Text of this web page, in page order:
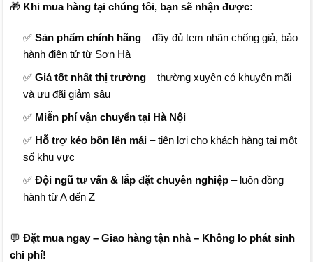
🎁 Khi mua hàng tại chúng tôi, bạn sẽ nhận được:
✅Sản phẩm chính hãng – đầy đủ tem nhãn chống giả, bảo
hành điện tử từ Sơn Hà
✅Giá tốt nhất thị trường – thường xuyên có khuyến mãi
và ưu đãi giảm sâu
✅ Miễn phí vận chuyển tại Hà Nội
✅ Hỗ trợ kéo bồn lên mái – tiện lợi cho khách hàng tại một
số khu vực
✅Đội ngũ tư vấn & lắp đặt chuyên nghiệp – luôn đồng
hành từ A đến Z
💬 Đặt mua ngay – Giao hàng tận nhà – Không lo phát sinh
chi phí!